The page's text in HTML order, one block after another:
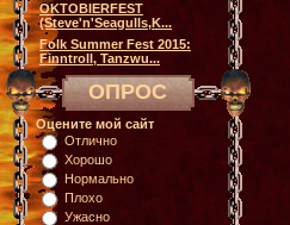
OKTOBIERFEST
(Steve'n'Seagulls,K...
Folk Summer Fest 2015:
Finntroll, Tanzwu...
ОПРОС
Оцените мой сайт
Отлично
Хорошо
Нормально
Плохо
Ужасно